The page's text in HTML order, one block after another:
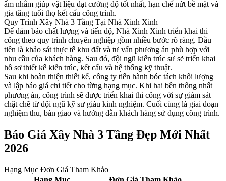
ẩm nhằm giúp vật liệu đạt cường độ tốt nhất, hạn chế nứt bề mặt và
gia tăng tuổi thọ kết cấu công trình.
Quy Trình Xây Nhà 3 Tầng Tại Nhà Xinh Xinh
Để đảm bảo chất lượng và tiến độ, Nhà Xinh Xinh triển khai thi
công theo quy trình chuyên nghiệp gồm nhiều bước rõ ràng. Đầu
tiên là khảo sát thực tế khu đất và tư vấn phương án phù hợp với
nhu cầu của khách hàng. Sau đó, đội ngũ kiến trúc sư sẽ triển khai
hồ sơ thiết kế kiến trúc, kết cấu và hệ thống kỹ thuật.
Sau khi hoàn thiện thiết kế, công ty tiến hành bóc tách khối lượng
và lập báo giá chi tiết cho từng hạng mục. Khi hai bên thống nhất
phương án, công trình sẽ được triển khai thi công với sự giám sát
chặt chẽ từ đội ngũ kỹ sư giàu kinh nghiệm. Cuối cùng là giai đoạn
nghiệm thu, bàn giao và hướng dẫn khách hàng sử dụng công trình.
Báo Giá Xây Nhà 3 Tầng Đẹp Mới Nhất
2026
Hạng Mục Đơn Giá Tham Khảo